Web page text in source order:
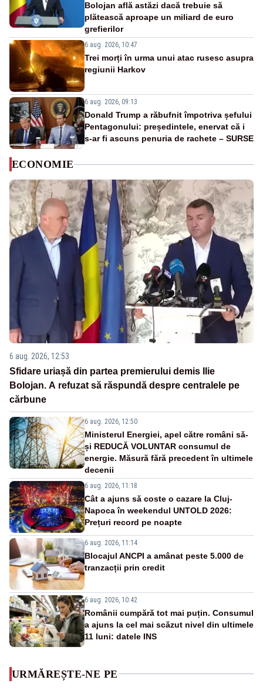
Bolojan află astăzi dacă trebuie să
plătească aproape un miliard de euro
grefierilor
6 aug. 2026, 10:47
Trei morți în urma unui atac rusesc asupra
regiunii Harkov
6 aug. 2026, 09:13
Donald Trump a răbufnit împotriva șefului
Pentagonului: președintele, enervat că i
s-ar fi ascuns penuria de rachete – SURSE
ECONOMIE
6 aug. 2026, 12:53
Sfidare uriașă din partea premierului demis Ilie
Bolojan. A refuzat să răspundă despre centralele pe
cărbune
6 aug. 2026, 12:50
Ministerul Energiei, apel către români să-
și REDUCĂ VOLUNTAR consumul de
energie. Măsură fără precedent în ultimele
decenii
6 aug. 2026, 11:18
Cât a ajuns să coste o cazare la Cluj-
Napoca în weekendul UNTOLD 2026:
Prețuri record pe noapte
6 aug. 2026, 11:14
Blocajul ANCPI a amânat peste 5.000 de
tranzacții prin credit
6 aug. 2026, 10:42
Românii cumpără tot mai puțin. Consumul
a ajuns la cel mai scăzut nivel din ultimele
11 luni: datele INS
URMĂREȘTE-NE PE